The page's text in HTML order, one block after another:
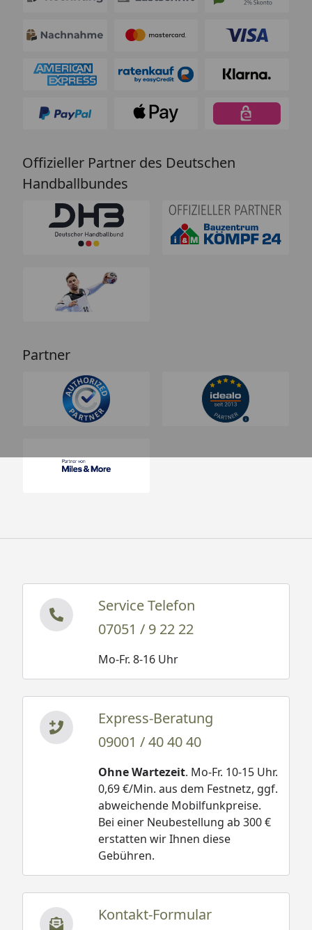
Offizieller Partner des Deutschen
Handballbundes
Partner
Service Telefon
07051 / 9 22 22
Mo-Fr. 8-16 Uhr
Express-Beratung
09001 / 40 40 40
Ohne Wartezeit. Mo-Fr. 10-15 Uhr.
0,69 €/Min. aus dem Festnetz, ggf.
abweichende Mobilfunkpreise.
Bei einer Neubestellung ab 300 €
erstatten wir Ihnen diese
Gebühren.
Kontakt-Formular